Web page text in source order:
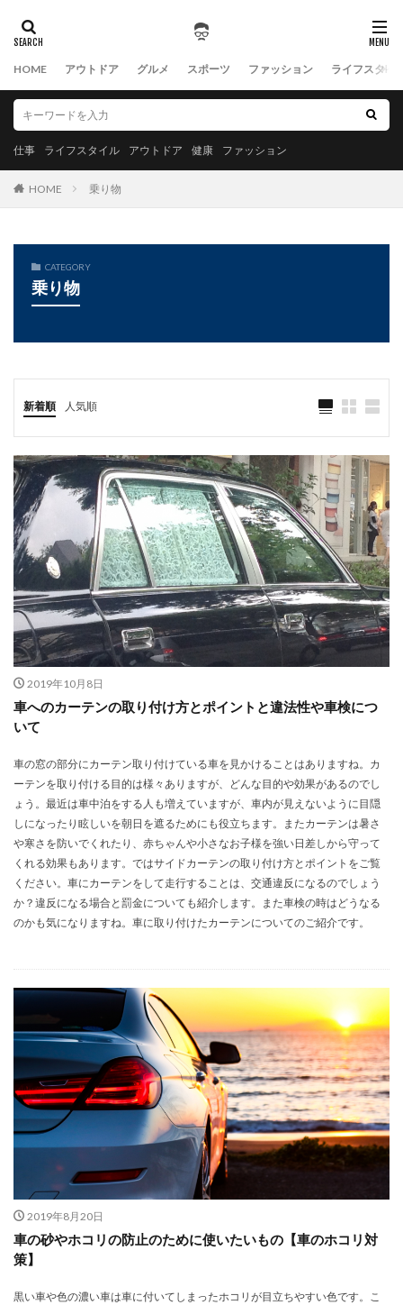
HOME アウトドア グルメ スポーツ ファッション ライフスタイ
仕事 ライフスタイル アウトドア 健康 ファッション
HOME 乗り物
CATEGORY
乗り物
新着順 人気順
2019年10月8日
車へのカーテンの取り付け方とポイントと違法性や車検につ
いて
車の窓の部分にカーテン取り付けている車を見かけることはありますね。カ
ーテンを取り付ける目的は様々ありますが、どんな目的や効果があるのでし
ょう。最近は車中泊をする人も増えていますが、車内が見えないように目隠
しになったり眩しいを朝日を遮るためにも役立ちます。またカーテンは暑さ
や寒さを防いでくれたり、赤ちゃんや小さなお子様を強い日差しから守って
くれる効果もあります。ではサイドカーテンの取り付け方とポイントをご覧
ください。車にカーテンをして走行することは、交通違反になるのでしょう
か？違反になる場合と罰金についても紹介します。また車検の時はどうなる
のかも気になりますね。車に取り付けたカーテンについてのご紹介です。
2019年8月20日
車の砂やホコリの防止のために使いたいもの【車のホコリ対
策】
黒い車や色の濃い車は車に付いてしまったホコリが目立ちやすい色です。こ